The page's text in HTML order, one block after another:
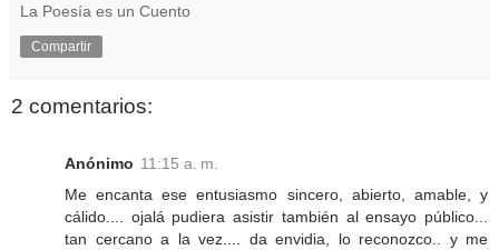
La Poesía es un Cuento
Compartir
2 comentarios:
Anónimo 11:15 a. m.
Me encanta ese entusiasmo sincero, abierto, amable, y
cálido.... ojalá pudiera asistir también al ensayo público...
tan cercano a la vez.... da envidia, lo reconozco.. y me